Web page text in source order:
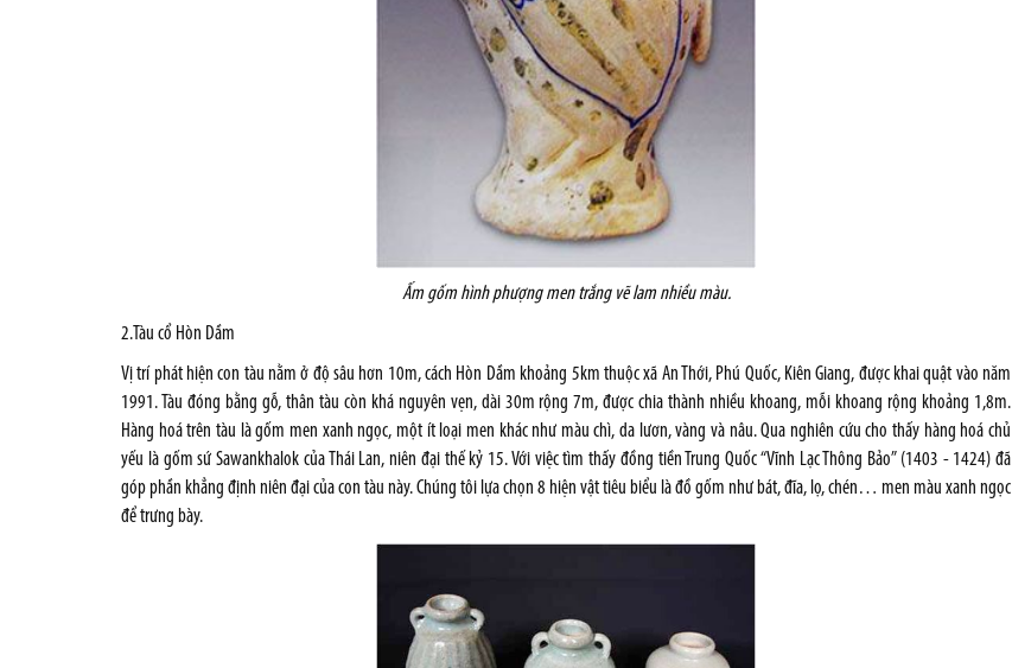
Ấm gốm hình phượng men trắng vẽ lam nhiều màu.
2.Tàu cổ Hòn Dầm
Vị trí phát hiện con tàu nằm ở độ sâu hơn 10m, cách Hòn Dầm khoảng 5km thuộc xã An Thới, Phú Quốc, Kiên Giang, được khai quật vào năm
1991. Tàu đóng bằng gỗ, thân tàu còn khá nguyên vẹn, dài 30m rộng 7m, được chia thành nhiều khoang, mỗi khoang rộng khoảng 1,8m.
Hàng hoá trên tàu là gốm men xanh ngọc, một ít loại men khác như màu chì, da lươn, vàng và nâu. Qua nghiên cứu cho thấy hàng hoá chủ
yếu là gốm sứ Sawankhalok của Thái Lan, niên đại thế kỷ 15. Với việc tìm thấy đồng tiền Trung Quốc “Vĩnh Lạc Thông Bảo” (1403 - 1424) đã
góp phần khẳng định niên đại của con tàu này. Chúng tôi lựa chọn 8 hiện vật tiêu biểu là đồ gốm như bát, đĩa, lọ, chén… men màu xanh ngọc
để trưng bày.